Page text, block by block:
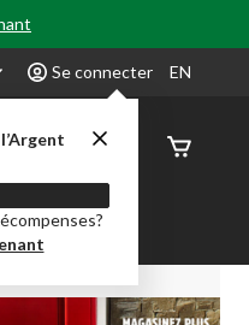
Se connecter EN
Centre-auto